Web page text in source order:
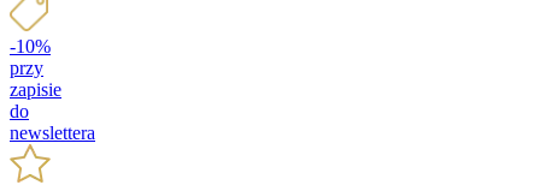
-10%
przy
zapisie
do
newslettera